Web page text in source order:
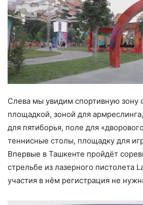
Слева мы увидим спортивную зону
площадкой, зоной для
для пятиборья, поле для
теннисные столы, площадку для
Впервые в Ташкенте пройдёт
стрельбе из лазерного пистолета
участия в нём регистрация не